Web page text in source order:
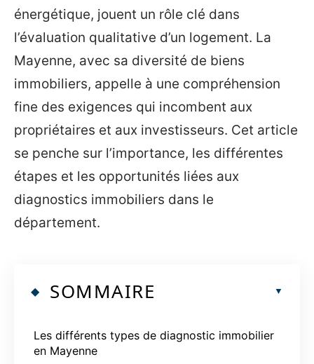
énergétique, jouent un rôle clé dans
l’évaluation qualitative d’un logement. La
Mayenne, avec sa diversité de biens
immobiliers, appelle à une compréhension
fine des exigences qui incombent aux
propriétaires et aux investisseurs. Cet article
se penche sur l’importance, les différentes
étapes et les opportunités liées aux
diagnostics immobiliers dans le
département.
SOMMAIRE
Les différents types de diagnostic immobilier
en Mayenne